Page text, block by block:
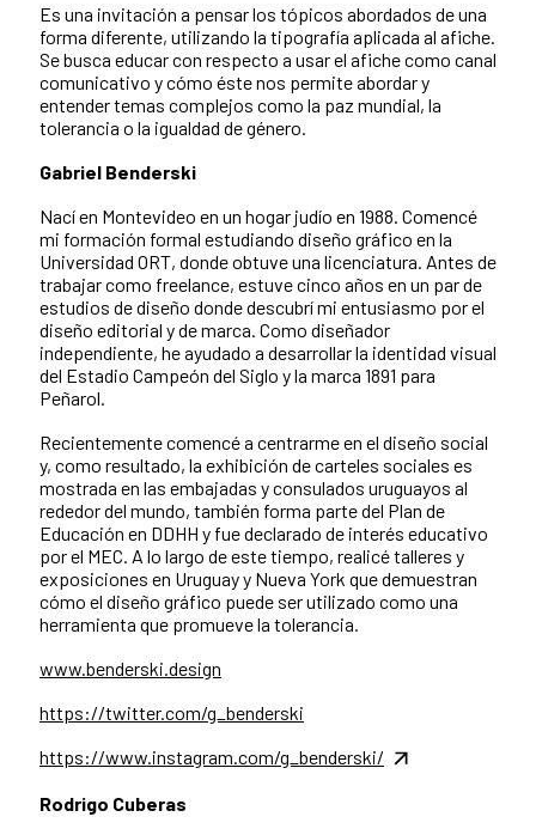
Es una invitación a pensar los tópicos abordados de una
forma diferente, utilizando la tipografía aplicada al afiche.
Se busca educar con respecto a usar el afiche como canal
comunicativo y cómo éste nos permite abordar y
entender temas complejos como la paz mundial, la
tolerancia o la igualdad de género.
Gabriel Benderski
Nací en Montevideo en un hogar judío en 1988. Comencé
mi formación formal estudiando diseño gráfico en la
Universidad ORT, donde obtuve una licenciatura. Antes de
trabajar como freelance, estuve cinco años en un par de
estudios de diseño donde descubrí mi entusiasmo por el
diseño editorial y de marca. Como diseñador
independiente, he ayudado a desarrollar la identidad visual
del Estadio Campeón del Siglo y la marca 1891 para
Peñarol.
Recientemente comencé a centrarme en el diseño social
y, como resultado, la exhibición de carteles sociales es
mostrada en las embajadas y consulados uruguayos al
rededor del mundo, también forma parte del Plan de
Educación en DDHH y fue declarado de interés educativo
por el MEC. A lo largo de este tiempo, realicé talleres y
exposiciones en Uruguay y Nueva York que demuestran
cómo el diseño gráfico puede ser utilizado como una
herramienta que promueve la tolerancia.
www.benderski.design
https://twitter.com/g_benderski
https://www.instagram.com/g_benderski/
Rodrigo Cuberas